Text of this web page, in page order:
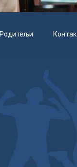
Родитељи